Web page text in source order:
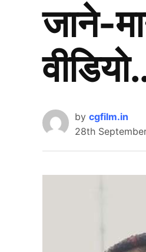
जाने-
by cgfilm.in
28th